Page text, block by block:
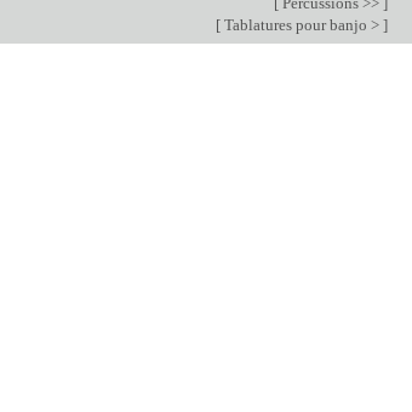
[ Tablatures pour banjo > ]